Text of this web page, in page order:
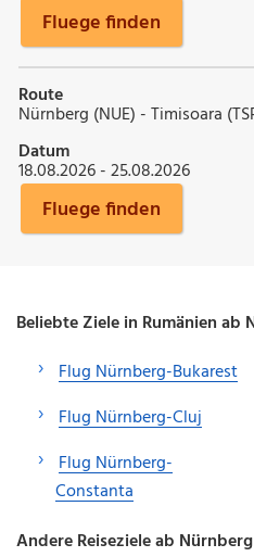
Fluege finden
Route
Nürnberg (NUE) - Timisoara
Datum
18.08.2026 - 25.08.2026
Fluege finden
Beliebte Ziele in Rumänien ab
Flug Nürnberg-Bukarest
Flug Nürnberg-Cluj
Flug Nürnberg-
Constanta
Andere Reiseziele ab Nürnberg